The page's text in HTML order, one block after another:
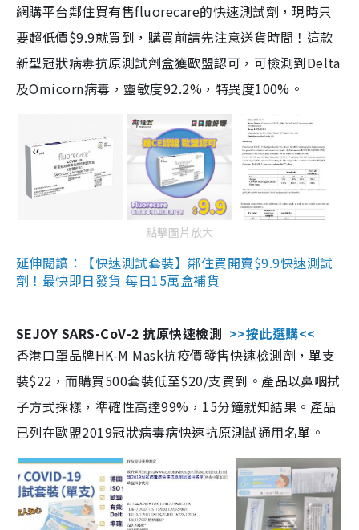
網購平台鄰住買有售fluorecare的快速測試劑，現時只
要超低價$9.9就買到，購買前請先注意送貨時間！這款
新型冠狀病毒抗原測試劑盒獲歐盟認可，可檢測到Delta
及Omicorn病毒，靈敏度92.2%，特異度100%。
點擊圖片放大
延伸閱讀：【快速測試套裝】鄰住買開賣$9.9快速測試
劑！最快即日發貨 每日15萬盒補貨
SEJOY SARS-CoV-2 抗原快速檢測 >>按此選購<<
香港口罩品牌HK-M Mask抗疫價發售快速檢測劑，單支
裝$22，而購買500套裝低至$20/支買到。產品以鼻咽拭
子方式採樣，準確性高達99%，15分鐘就知結果。產品
已列在歐盟2019冠狀病毒病快速抗原測試通用名單。